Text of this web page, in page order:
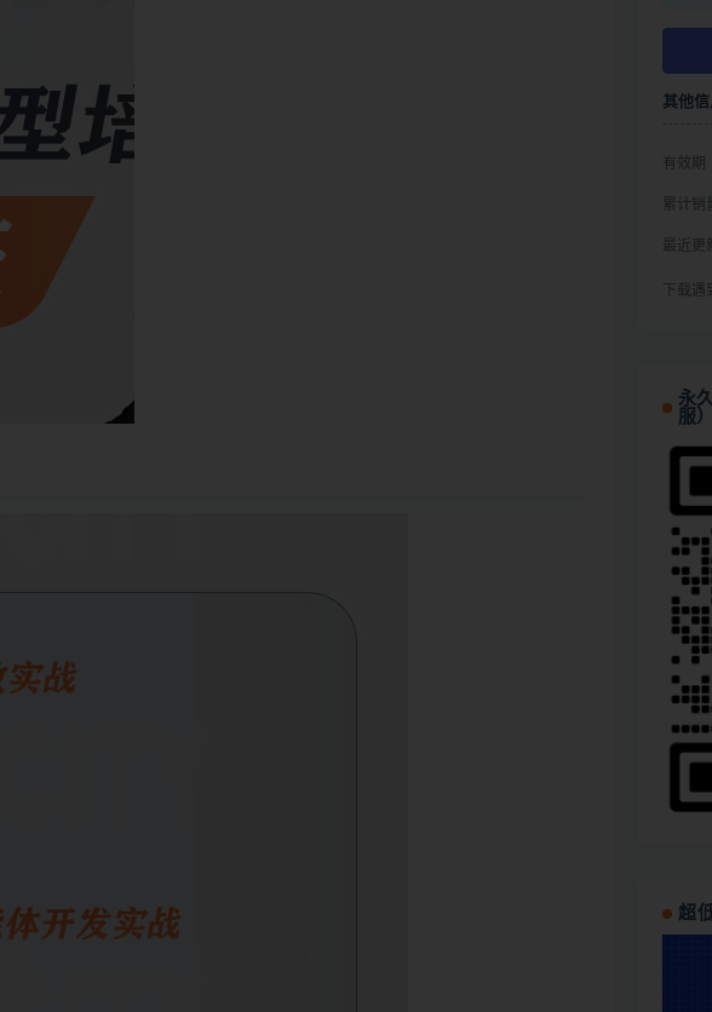
其他信
有效期
累计销
最近更
下载
永
服）
超